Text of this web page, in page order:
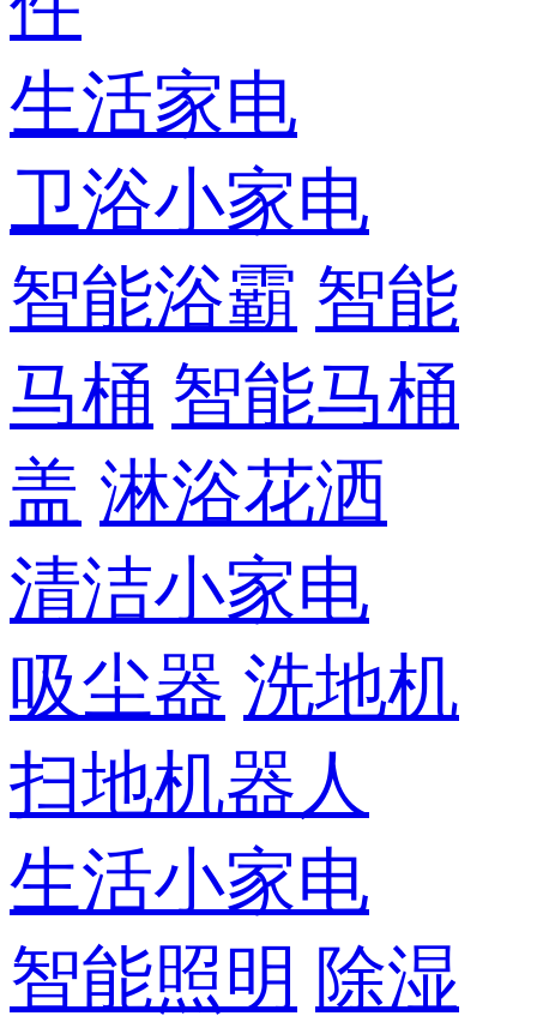
生活家电
卫浴小家电
智能浴霸 智能
马桶 智能马桶
盖 淋浴花洒
清洁小家电
吸尘器 洗地机
扫地机器人
生活小家电
智能照明 除湿